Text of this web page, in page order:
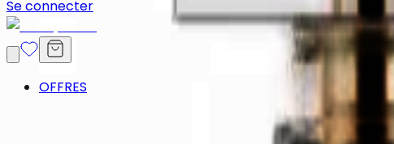
Se connecter
OFFRES